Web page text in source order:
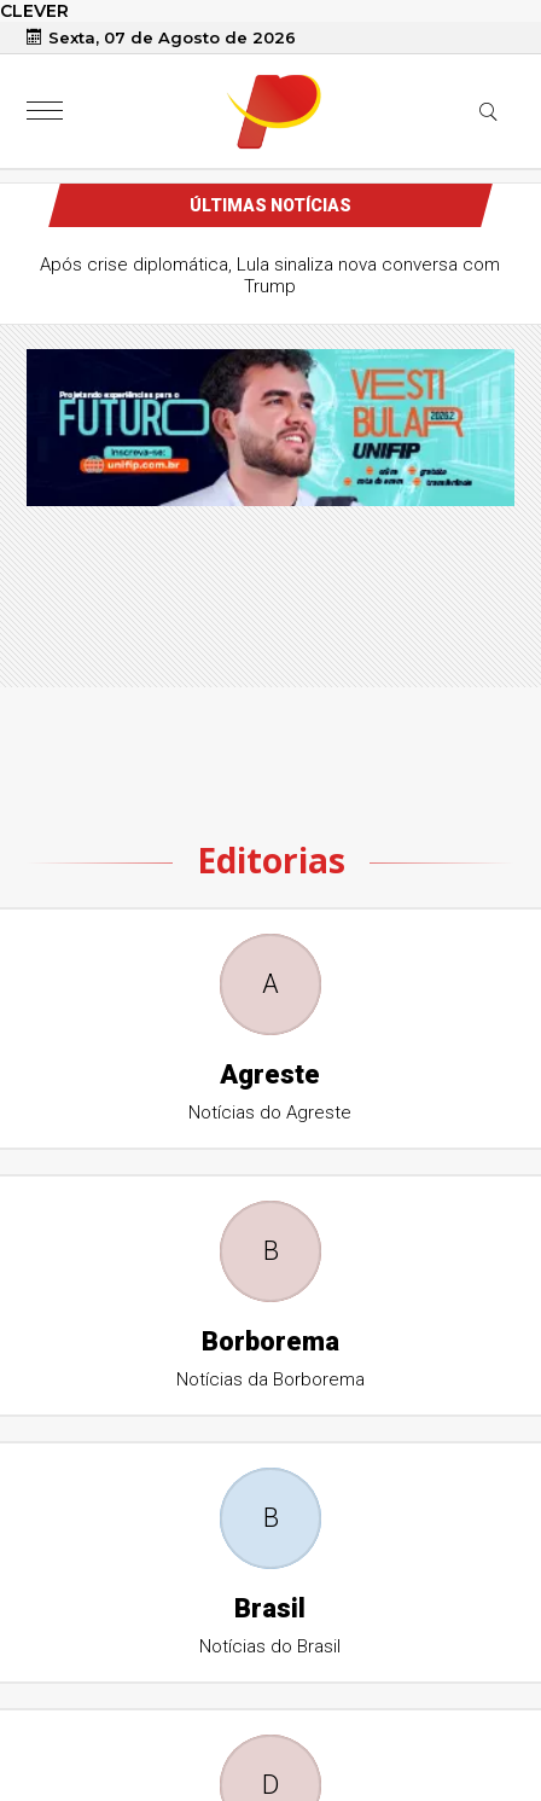
CLEVER
Sexta, 07 de Agosto de 2026
ÚLTIMAS NOTÍCIAS
Após crise diplomática, Lula sinaliza nova conversa com
Trump
Editorias
A
Agreste
Notícias do Agreste
B
Borborema
Notícias da Borborema
B
Brasil
Notícias do Brasil
D